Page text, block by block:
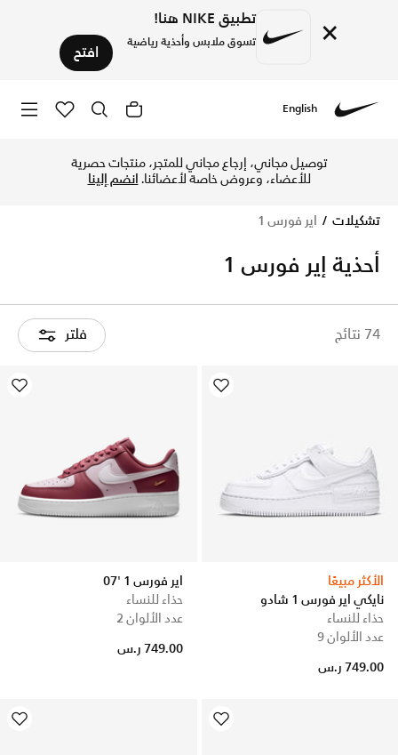
× تطبيق NIKE هنا!
تسوق ملابس وأحذية رياضية افتح
English
توصيل مجاني، إرجاع مجاني للمتجر، منتجات حصرية
للأعضاء، وعروض خاصة لأعضائنا.انضم إلينا
تشكيلات اير فورس 1
أحذية إير فورس 1
74 نتائج فلتر
الأكثر مبيعًا
نايكي اير فورس 1 شادو
حذاء للنساء
عدد الألوان 9
749.00 ر.س
اير فورس 1 '07
حذاء للنساء
عدد الألوان 2
749.00 ر.س